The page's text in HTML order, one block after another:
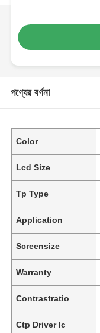
পণ্যের বর্ণনা
Color
Lcd Size
Tp Type
Application
Screensize
Warranty
Contrastratio
Ctp Driver Ic